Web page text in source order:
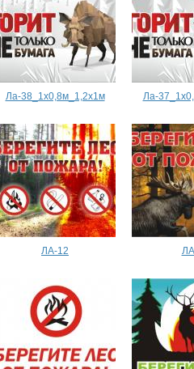
Ла-38_1х0,8м_1,2х1м Ла-
ЛА-12